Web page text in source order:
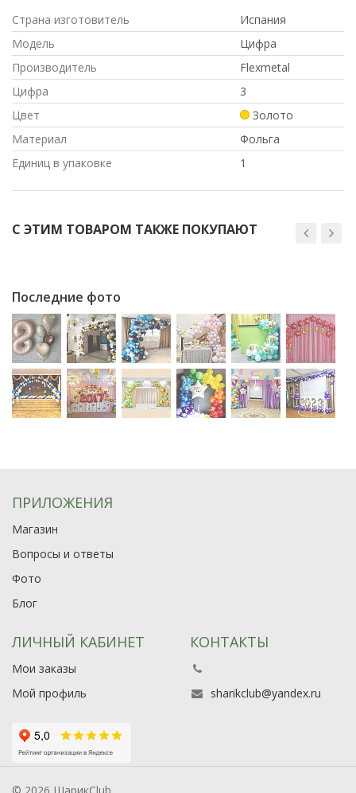
Страна изготовитель
Испания
Модель
Цифра
Производитель
Flexmetal
Цифра
3
Цвет
Золото
Материал
Фольга
Единиц в упаковке
1
С ЭТИМ ТОВАРОМ ТАКЖЕ ПОКУПАЮТ
Последние фото
ПРИЛОЖЕНИЯ
Магазин
Вопросы и ответы
Фото
Блог
ЛИЧНЫЙ КАБИНЕТ
Мои заказы
Мой профиль
КОНТАКТЫ
sharikclub@yandex.ru